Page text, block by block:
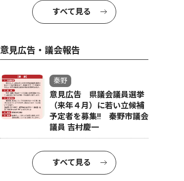
すべて見る
意見広告・議会報告
秦野
意見広告 県議会議員選挙
（来年４月）に若い立候補
予定者を募集‼ 秦野市議会
議員 吉村慶一
すべて見る